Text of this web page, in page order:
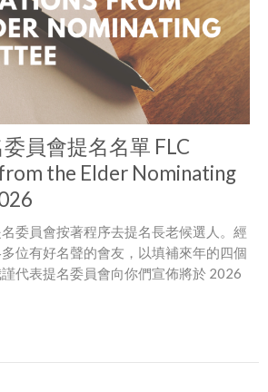
員會提名名單 FLC
the Elder Nominating
委員會按著程序去提名長老候選人。經
位有好名聲的會友，以填補來年的四個
代表提名委員會向你們宣佈將於 2026